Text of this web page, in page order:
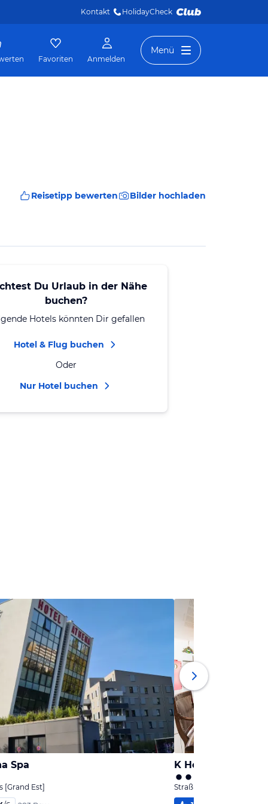
Kontakt HolidayCheck
Favoriten Anmelden
Menü
Reisetipp bewerten Bilder hochladen
Du Urlaub in der Nähe
buchen?
Hotels könnten Dir gefallen
Hotel & Flug buchen
Oder
Nur Hotel buchen
Spa
[Grand Est]
K Hotel
Straßburg, Elsass [Grand